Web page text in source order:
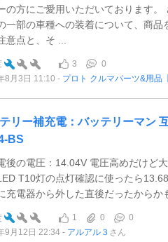
の方にご愛用いただいております。
一部の車種への装着について、商品
意点と、そ ...
3
0
8月3日 11:10
プロト クルマパーツ&用品
リー補充電：バッテリーマン
BS
後の電圧：14.04V 電圧高めだけど
T10灯の点灯確認に使ったら
充電器から外した直後だったからか
1 0
0
9月12日 22:34
アルアル３ さん